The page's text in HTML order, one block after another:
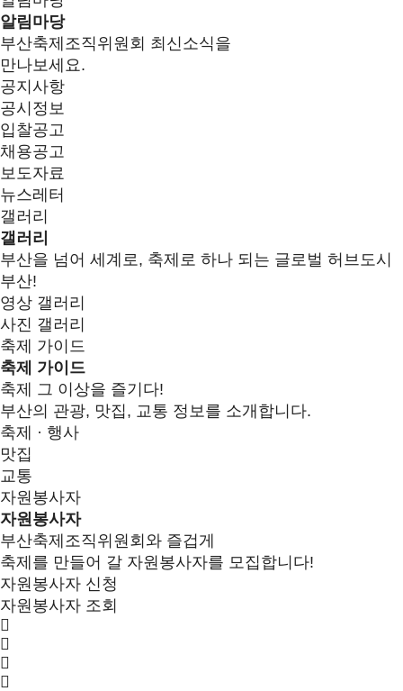
알림마당
부산축제조직위원회 최신소식을
만나보세요.
공지사항
공시정보
입찰공고
채용공고
보도자료
뉴스레터
갤러리
갤러리
부산을 넘어 세계로, 축제로 하나 되는 글로벌 허브도시
부산!
영상 갤러리
사진 갤러리
축제 가이드
축제 가이드
축제 그 이상을 즐기다!
부산의 관광, 맛집, 교통 정보를 소개합니다.
축제 · 행사
맛집
교통
자원봉사자
자원봉사자
부산축제조직위원회와 즐겁게
축제를 만들어 갈 자원봉사자를 모집합니다!
자원봉사자 신청
자원봉사자 조회